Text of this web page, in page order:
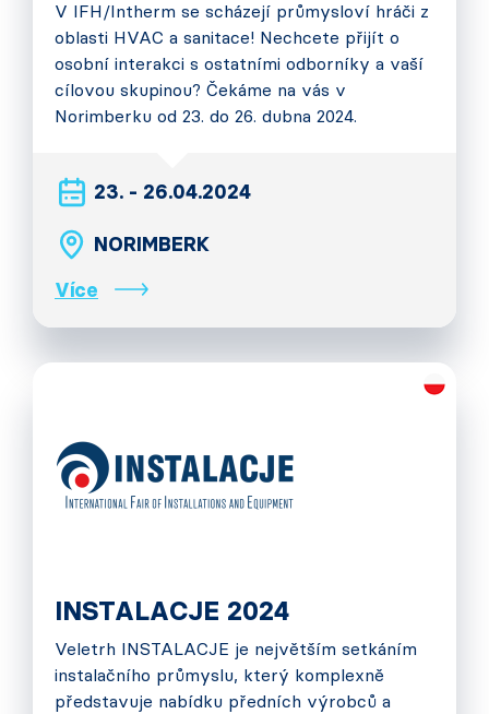
V IFH/Intherm se scházejí průmysloví hráči z
oblasti HVAC a sanitace! Nechcete přijít o
osobní interakci s ostatními odborníky a vaší
cílovou skupinou? Čekáme na vás v
Norimberku od 23. do 26. dubna 2024.
23. - 26.04.2024
NORIMBERK
Více
INSTALACJE 2024
Veletrh INSTALACJE je největším setkáním
instalačního průmyslu, který komplexně
představuje nabídku předních výrobců a